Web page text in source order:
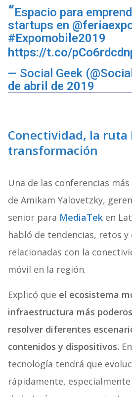
Espacio para
startups en
#Expomobile2019
https://t.co/
— Social Geek
de abril de 2019
Conectividad, la ruta
transformación
Una de las conferencias
de Amikam Yalovetzky,
senior para MediaTeken
habló de tendencias, retos
relacionadas con la
móvil en la región.
Explicó que el ecosistema
infraestructura más
resolver diferentes
contenidos y dispositivos.
tecnología tendrá que
rápidamente,